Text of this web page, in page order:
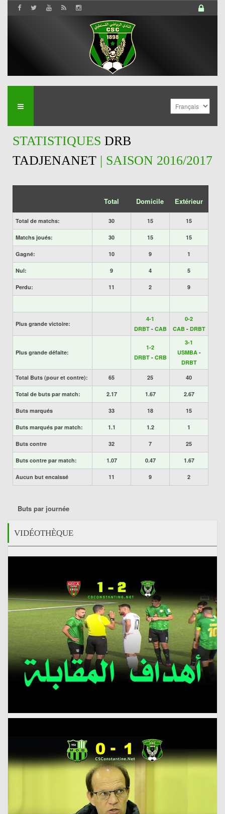
STATISTIQUES DRB
TADJENANET | SAISON 2016/2017
Total Domicile Extérieur
Total de matchs: 30 15 15
Matchs joués: 30 15 15
Gagné: 10 9 1
Nul: 9 4 5
Perdu: 11 2 9
Plus grande victoire:
4-1
DRBT- CAB
0-2
CAB- DRBT
Plus grande défaite:
1-2
DRBT- CRB
3-1
USMBA-
DRBT
Total Buts (pour et contre):
65 25 40
Total de buts par match: 2.17 1.67 2.67
Buts marqués 33 18 15
Buts marqués par match: 1.1 1.2 1
Buts contre 32 7 25
Buts contre par match: 1.07 0.47 1.67
Aucun but encaissé 11 9 2
Buts par journée
VIDÉOTHÈQUE